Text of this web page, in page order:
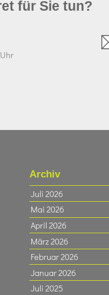
für Sie tun?
Archiv
Juli 2026
Mai 2026
April 2026
März 2026
Februar 2026
Januar 2026
Juli 2025